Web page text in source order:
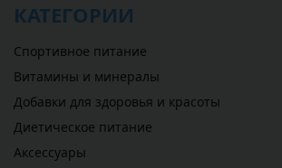
КАТЕГОРИИ
Спортивное питание
Витамины и минералы
Добавки для здоровья и красоты
Диетическое питание
Аксессуары